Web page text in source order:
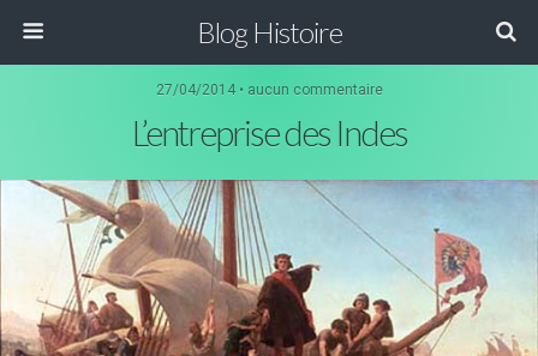
Blog Histoire
27/04/2014 • aucun commentaire
L’entreprise des Indes